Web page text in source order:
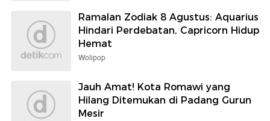
Ramalan Zodiak 8 Agustus: Aquarius
Hindari Perdebatan, Capricorn Hidup
Hemat
Wolipop
Jauh Amat! Kota Romawi yang
Hilang Ditemukan di Padang Gurun
Mesir